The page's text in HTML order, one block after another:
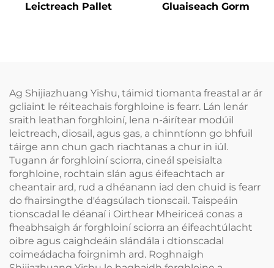
Leictreach Pallet
Gluaiseach Gorm
Ag Shijiazhuang Yishu, táimid tiomanta freastal ar ár
gcliaint le réiteachais forghloine is fearr. Lán lenár
sraith leathan forghloiní, lena n-áirítear modúil
leictreach, diosail, agus gas, a chinntíonn go bhfuil
táirge ann chun gach riachtanas a chur in iúl.
Tugann ár forghloiní sciorra, cineál speisialta
forghloine, rochtain slán agus éifeachtach ar
cheantair ard, rud a dhéanann iad den chuid is fearr
do fhairsingthe d'éagsúlach tionscail. Taispeáin
tionscadal le déanaí i Oirthear Mheiriceá conas a
fheabhsaigh ár forghloiní sciorra an éifeachtúlacht
oibre agus caighdeáin slándála i dtionscadal
coimeádacha foirgnimh ard. Roghnaigh